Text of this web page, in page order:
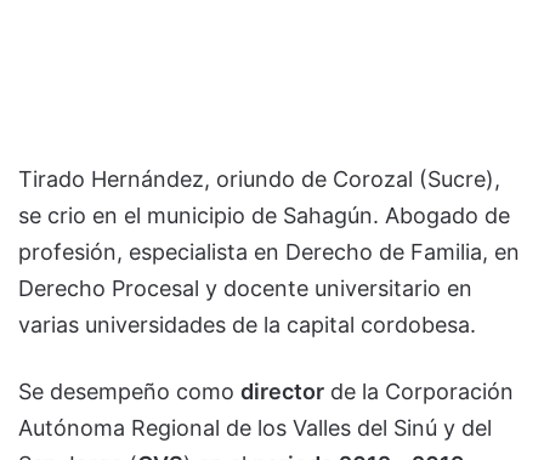
Tirado Hernández, oriundo de Corozal (Sucre),
se crio en el municipio de Sahagún. Abogado de
profesión, especialista en Derecho de Familia, en
Derecho Procesal y docente universitario en
varias universidades de la capital cordobesa.
Se desempeño como director de la Corporación
Autónoma Regional de los Valles del Sinú y del